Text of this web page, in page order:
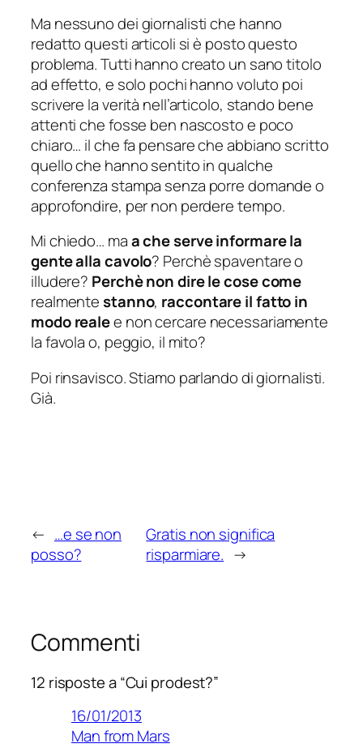
Ma nessuno dei giornalisti che hanno
redatto questi articoli si è posto questo
problema. Tutti hanno creato un sano titolo
ad effetto, e solo pochi hanno voluto poi
scrivere la verità nell’articolo, stando bene
attenti che fosse ben nascosto e poco
chiaro… il che fa pensare che abbiano scritto
quello che hanno sentito in qualche
conferenza stampa senza porre domande o
approfondire, per non perdere tempo.
Mi chiedo… maa che serve informare la
gente alla cavolo? Perchè spaventare o
illudere? Perchè non dire le cose come
realmentestanno, raccontare il fatto in
modo realee non cercare necessariamente
la favola o, peggio, il mito?
Poi rinsavisco. Stiamo parlando di giornalisti.
Già.
← …e se non
posso?
Gratis non significa
risparmiare. →
Commenti
12 risposte a “Cui prodest?”
16/01/2013
Man from Mars